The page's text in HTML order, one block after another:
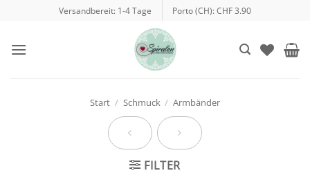
springen
Versandbereit: 1-4 Tage Porto (CH): CHF 3.90
Start / Schmuck / Armbänder
FILTER